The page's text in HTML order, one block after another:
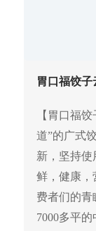
胃口福饺子
【胃口福
道”的广式
新，坚持
鲜，健康，
费者们的青
7000多平